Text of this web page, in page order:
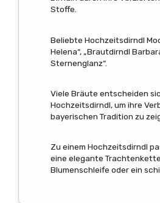
Stoffe.
Beliebte Hochzeitsdirndl
Helena“, „Brautdirndl
Sternenglanz“.
Viele Bräute entscheiden
Hochzeitsdirndl, um ihre
bayerischen Tradition zu
Zu einem Hochzeitsdirndl
eine elegante
Blumenschleife oder ein